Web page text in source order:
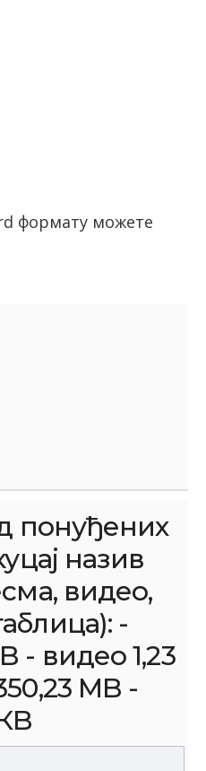
формату можете
понуђених
назив
видео,
-
- видео 1,23
МB -